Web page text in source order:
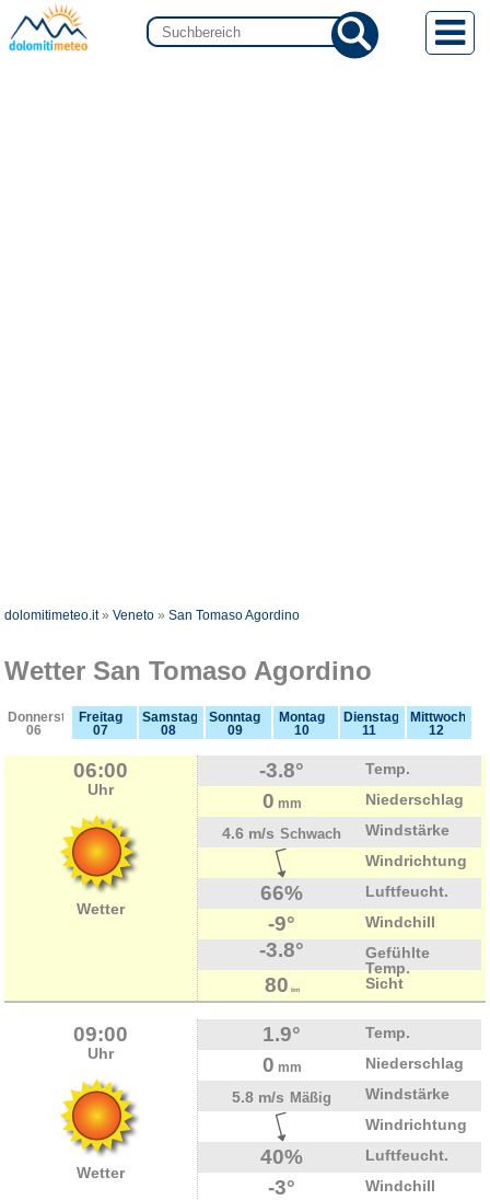
dolomitimeteo.it»Veneto »San Tomaso Agordino
Wetter San Tomaso Agordino
Donnerstag
06
Freitag
07
Samstag
08
Sonntag
09
Montag
10
Dienstag
11
Mittwoch
12
06:00
Uhr
Wetter
-3.8° Temp.
0 mm
Niederschlag
4.6 m/s Schwach
Windstärke
Windrichtung
66% Luftfeucht.
-9° Windchill
-3.8°
Gefühlte
Temp.
80 km Sicht
09:00
Uhr
Wetter
1.9° Temp.
0 mm
Niederschlag
5.8 m/s Mäßig
Windstärke
Windrichtung
40% Luftfeucht.
-3° Windchill